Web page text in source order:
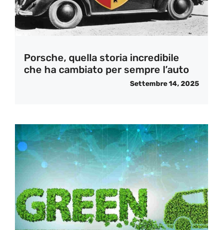
Porsche, quella storia incredibile
che ha cambiato per sempre l’auto
Settembre 14, 2025